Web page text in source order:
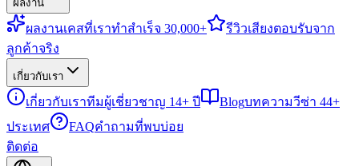
ผลงาน
ผลงานเคสที่เราทำสำเร็จ 30,000+ รีวิวเสียงตอบรับจาก
ลูกค้าจริง
เกี่ยวกับเรา
เกี่ยวกับเราทีมผู้เชี่ยวชาญ 14+ ปี Blogบทความวีซ่า 44+
ประเทศ
FAQคำถามที่พบบ่อย
ติดต่อ